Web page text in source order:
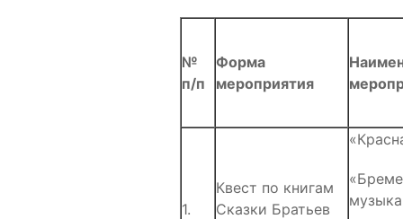
№
п/п
Форма
мероприятия
1.
Квест по книгам
Сказки Братьев